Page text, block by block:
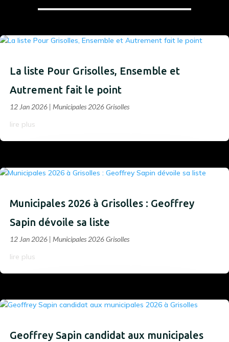
La liste Pour Grisolles, Ensemble et
Autrement fait le point
12 Jan 2026 | Municipales 2026 Grisolles
lire plus
Municipales 2026 à Grisolles : Geoffrey
Sapin dévoile sa liste
12 Jan 2026 | Municipales 2026 Grisolles
lire plus
Geoffrey Sapin candidat aux municipales